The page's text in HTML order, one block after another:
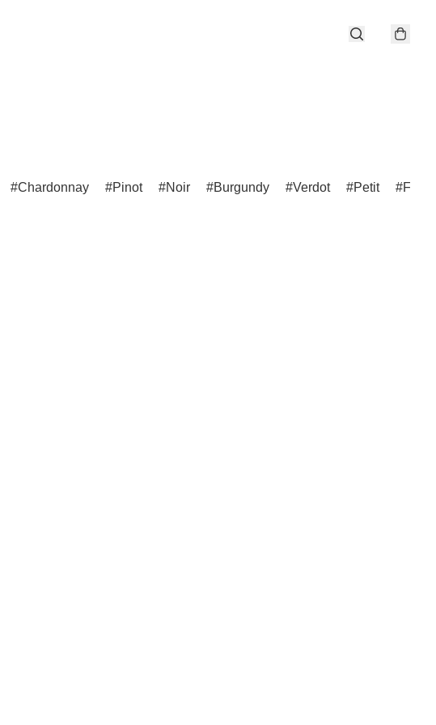
Chardonnay Pinot Noir Burgundy Verdot Petit Franc